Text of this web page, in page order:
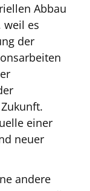
Abbau
weil es
der
einer
neuer
andere